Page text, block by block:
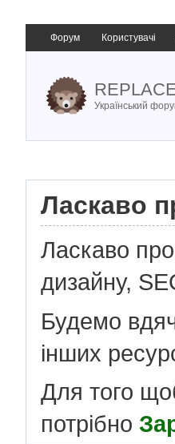
Форум Користувачі
Український
Ласкаво
Ласкаво
дизайну,
Будемо
інших
Для того
потрібно